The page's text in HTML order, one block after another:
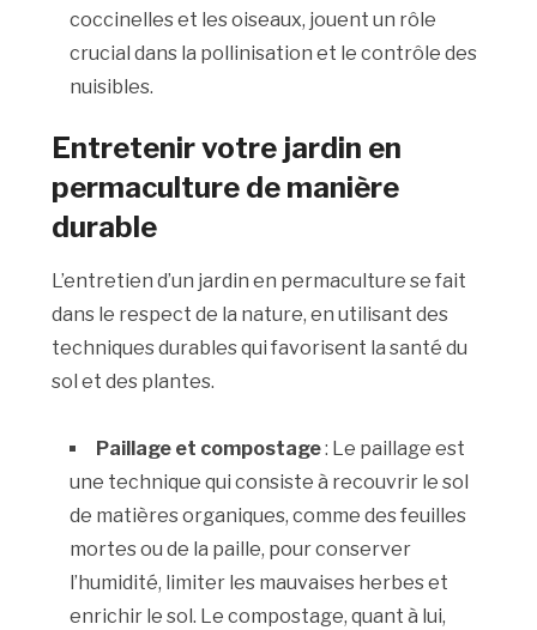
coccinelles et les oiseaux, jouent un rôle
crucial dans la pollinisation et le contrôle des
nuisibles.
Entretenir votre jardin en
permaculture de manière
durable
L’entretien d’un jardin en permaculture se fait
dans le respect de la nature, en utilisant des
techniques durables qui favorisent la santé du
sol et des plantes.
Paillage et compostage: Le paillage est
une technique qui consiste à recouvrir le sol
de matières organiques, comme des feuilles
mortes ou de la paille, pour conserver
l’humidité, limiter les mauvaises herbes et
enrichir le sol. Le compostage, quant à lui,